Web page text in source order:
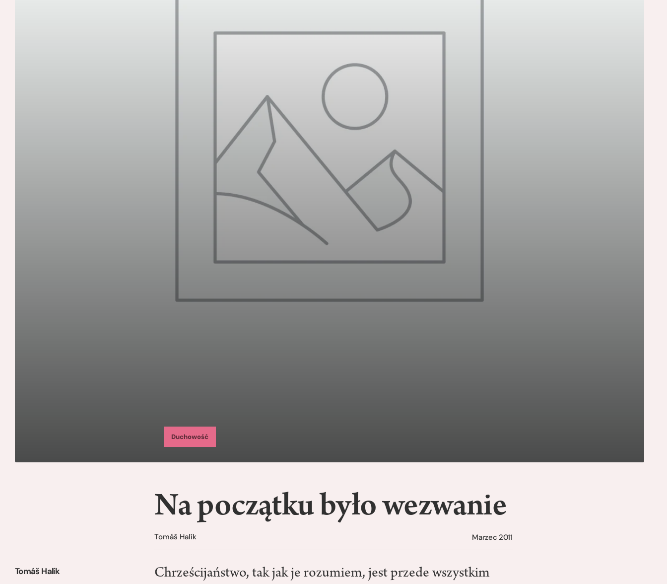
Duchowość
Tomáš Halík
Na początku było wezwanie
Tomáš Halík Marzec 2011
Chrześcijaństwo, tak jak je rozumiem, jest przede wszystkim